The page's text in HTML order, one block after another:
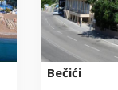
Bečići